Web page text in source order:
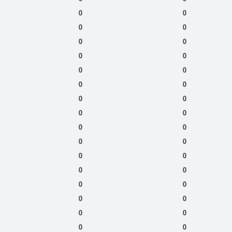
0
0
0
0
0
0
0
0
0
0
0
0
0
0
0
0
0
0
0
0
0
0
0
0
0
0
0
0
0
0
0
0